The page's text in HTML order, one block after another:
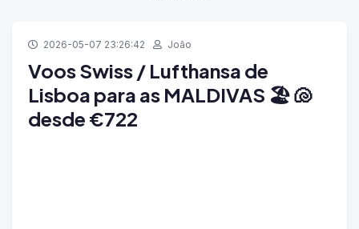
2026-05-07 23:26:42 João
Voos Swiss / Lufthansa de
Lisboa para as MALDIVAS 🏖️ 🐚
desde €722